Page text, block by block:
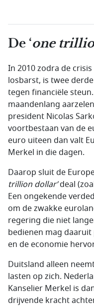
De ‘one
In 2010 zodra de
losbarst, is twee
tegen financiële
maandenlang
president Nicolas
voortbestaan van de
euro uiteen dan valt
Merkel in die dagen.
Daarop sluit de
trillion dollar’deal
Een ongekende
om de zwakke
regering die niet
bedienen mag
en de economie
Duitsland alleen
lasten op zich.
Kanselier Merkel is
drijvende kracht